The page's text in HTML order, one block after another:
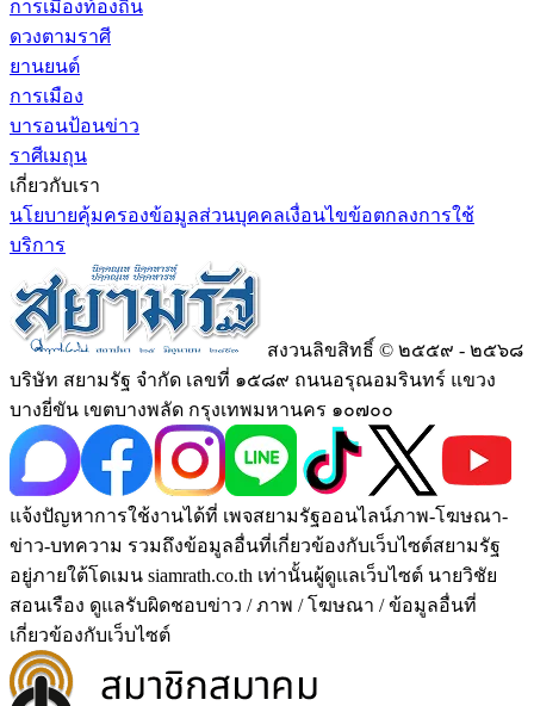
การเมืองท้องถิ่น
ดวงตามราศี
ยานยนต์
การเมือง
บารอนป้อนข่าว
ราศีเมถุน
เกี่ยวกับเรา
นโยบายคุ้มครองข้อมูลส่วนบุคคลเงื่อนไขข้อตกลงการใช้
บริการ
สงวนลิขสิทธิ์ © ๒๕๕๙ - ๒๕๖๘
บริษัท สยามรัฐ จำกัด เลขที่ ๑๕๘๙ ถนนอรุณอมรินทร์ แขวง
บางยี่ขัน เขตบางพลัด กรุงเทพมหานคร ๑๐๗๐๐
แจ้งปัญหาการใช้งานได้ที่ เพจสยามรัฐออนไลน์ภาพ-โฆษณา-
ข่าว-บทความ รวมถึงข้อมูลอื่นที่เกี่ยวข้องกับเว็บไซต์สยามรัฐ
อยู่ภายใต้โดเมน siamrath.co.th เท่านั้นผู้ดูแลเว็บไซต์ นายวิชัย
สอนเรือง ดูแลรับผิดชอบข่าว / ภาพ / โฆษณา / ข้อมูลอื่นที่
เกี่ยวข้องกับเว็บไซต์